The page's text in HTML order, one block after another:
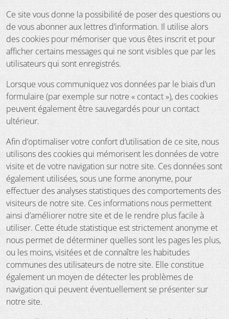
Ce site vous donne la possibilité de poser des questions ou
de vous abonner aux lettres d’information. Il utilise alors
des cookies pour mémoriser que vous êtes inscrit et pour
afficher certains messages qui ne sont visibles que par les
utilisateurs qui sont enregistrés.
Lorsque vous communiquez vos données par le biais d’un
formulaire (par exemple sur notre « contact »), des cookies
peuvent également être sauvegardés pour un contact
ultérieur.
Afin d’optimaliser votre confort d’utilisation de ce site, nous
utilisons des cookies qui mémorisent les données de votre
visite et de votre navigation sur notre site. Ces données sont
également utilisées, sous une forme anonyme, pour
effectuer des analyses statistiques des comportements des
visiteurs de notre site. Ces informations nous permettent
ainsi d’améliorer notre site et de le rendre plus facile à
utiliser. Cette étude statistique est strictement anonyme et
nous permet de déterminer quelles sont les pages les plus,
ou les moins, visitées et de connaître les habitudes
communes des utilisateurs de notre site. Elle constitue
également un moyen de détecter les problèmes de
navigation qui peuvent éventuellement se présenter sur
notre site.